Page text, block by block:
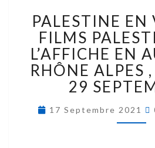
PALESTINE EN
FILMS
L’AFFICHE EN
RHÔNE ALPES
29
17 Septembre 2021